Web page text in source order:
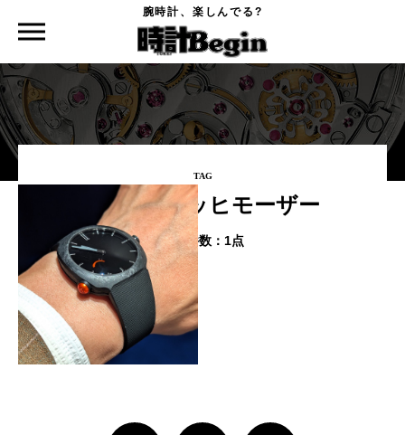
腕時計、楽しんでる?
ハインリッヒモーザー
TAG
#ハインリッヒモーザー
該当件数： 1点
Watches and Wonders Geneva
2026 新作速報 Part.9